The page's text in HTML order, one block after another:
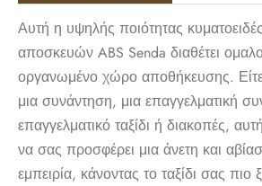
Αυτή η υψηλής ποιότητας
αποσκευών ABS Senda διαθέτει
οργανωμένο χώρο αποθήκευσης.
μια συνάντηση, μια επαγγελματική
επαγγελματικό ταξίδι ή διακοπές,
να σας προσφέρει μια άνετη και
εμπειρία, κάνοντας το ταξίδι σας πιο